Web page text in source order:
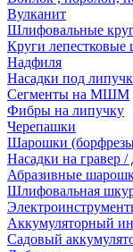
Вулканит
Шлифовальные
Круги
Надфиля
Насадки под
Сегменты на МШМ
Фибры на липучку
Черепашки
Шарошки
Насадки на гравер /
Абразивные
Шлифовальная
Аккумуляторный
Садовый